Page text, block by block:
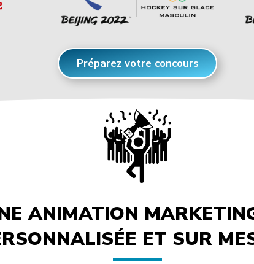
Préparez votre concours
ANIMATION
ET SUR